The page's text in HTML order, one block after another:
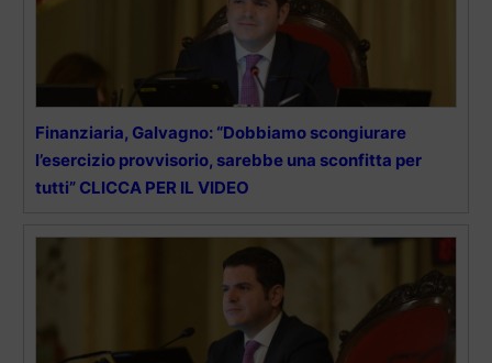
Finanziaria, Galvagno: “Dobbiamo scongiurare
l’esercizio provvisorio, sarebbe una sconfitta per
tutti” CLICCA PER IL VIDEO